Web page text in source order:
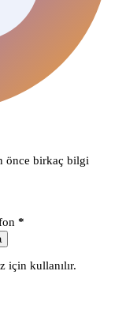
önce birkaç bilgi
*
için kullanılır.